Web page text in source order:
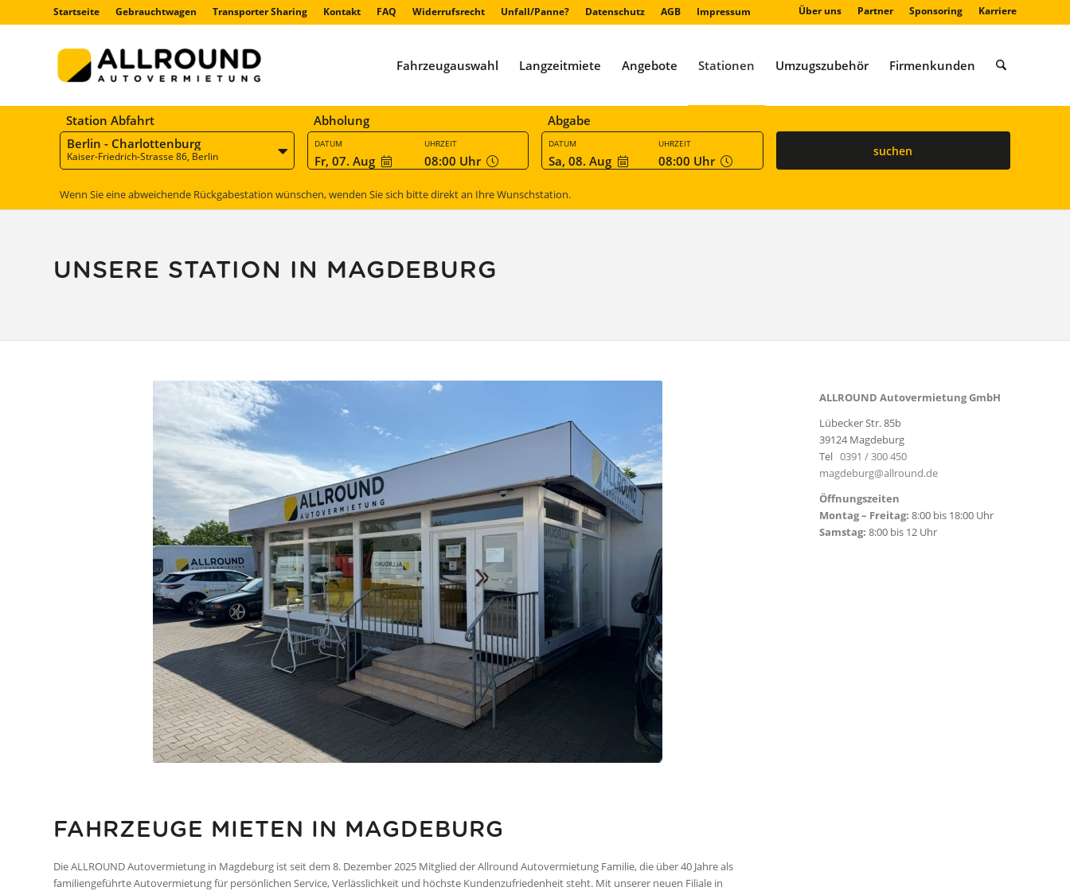
Startseite Gebrauchtwagen Transporter Sharing Kontakt FAQ Widerrufsrecht Unfall/Panne? Datenschutz AGB Impressum Über uns Partner Sponsoring Karriere
Fahrzeugauswahl Langzeitmiete Angebote Stationen Umzugszubehör Firmenkunden
Station Abfahrt
Berlin - Charlottenburg
Kaiser-Friedrich-Strasse 86, Berlin
Abholung
DATUM
Fr, 07. Aug
UHRZEIT
08:00 Uhr
Abgabe
DATUM
Sa, 08. Aug
UHRZEIT
08:00 Uhr
suchen
Wenn Sie eine abweichende Rückgabestation wünschen, wenden Sie sich bitte direkt an Ihre Wunschstation.
UNSERE STATION IN MAGDEBURG
FAHRZEUGE MIETEN IN MAGDEBURG
Die ALLROUND Autovermietung in Magdeburg ist seit dem 8. Dezember 2025 Mitglied der Allround Autovermietung Familie, die über 40 Jahre als
familiengeführte Autovermietung für persönlichen Service, Verlässlichkeit und höchste Kundenzufriedenheit steht. Mit unserer neuen Filiale in
ALLROUND Autovermietung GmbH
Lübecker Str. 85b
39124 Magdeburg
Tel 0391 / 300 450
magdeburg@allround.de
Öffnungszeiten
Montag – Freitag: 8:00 bis 18:00 Uhr
Samstag: 8:00 bis 12 Uhr